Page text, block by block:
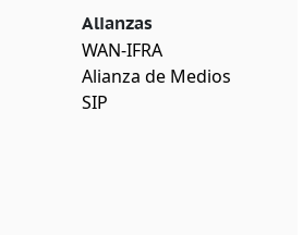
Alianzas
WAN-IFRA
Alianza de Medios
SIP